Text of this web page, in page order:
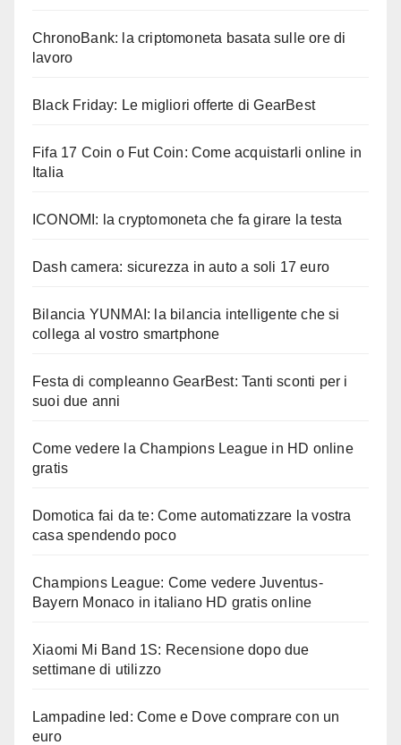
ChronoBank: la criptomoneta basata sulle ore di
lavoro
Black Friday: Le migliori offerte di GearBest
Fifa 17 Coin o Fut Coin: Come acquistarli online in
Italia
ICONOMI: la cryptomoneta che fa girare la testa
Dash camera: sicurezza in auto a soli 17 euro
Bilancia YUNMAI: la bilancia intelligente che si
collega al vostro smartphone
Festa di compleanno GearBest: Tanti sconti per i
suoi due anni
Come vedere la Champions League in HD online
gratis
Domotica fai da te: Come automatizzare la vostra
casa spendendo poco
Champions League: Come vedere Juventus-
Bayern Monaco in italiano HD gratis online
Xiaomi Mi Band 1S: Recensione dopo due
settimane di utilizzo
Lampadine led: Come e Dove comprare con un
euro